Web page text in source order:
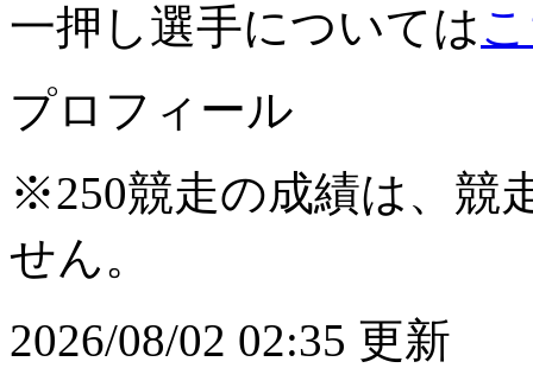
一押し選手については
プロフィール
※250競走の成績は、競
せん。
2026/08/02 02:35 更新